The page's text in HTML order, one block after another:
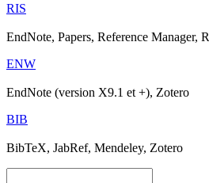
RIS
EndNote, Papers, Reference Manager,
ENW
EndNote (version X9.1 et +), Zotero
BIB
BibTeX, JabRef, Mendeley, Zotero